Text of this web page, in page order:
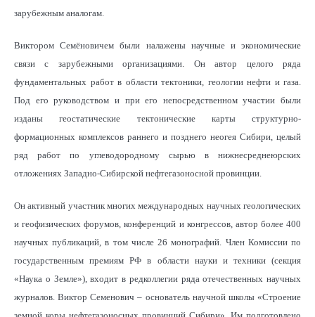
зарубежным аналогам.
Виктором Семёновичем были налажены научные и экономические
связи с зарубежными организациями. Он автор целого ряда
фундаментальных работ в области тектоники, геологии нефти и газа.
Под его руководством и при его непосредственном участии были
изданы геостатические тектонические карты структурно-
формационных комплексов раннего и позднего неогея Сибири, целый
ряд работ по углеводородному сырью в нижнесреднеюрских
отложениях Западно-Сибирской нефтегазоносной провинции.
Он активный участник многих международных научных геологических
и геофизических форумов, конференций и конгрессов, автор более 400
научных публикаций, в том числе 26 монографий. Член Комиссии по
государственным премиям РФ в области науки и техники (секция
«Наука о Земле»), входит в редколлегии ряда отечественных научных
журналов. Виктор Семенович – основатель научной школы «Строение